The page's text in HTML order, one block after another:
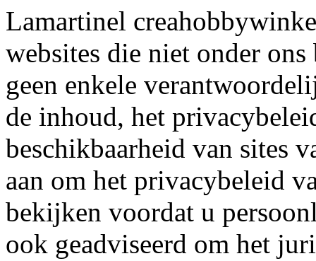
Lamartinel
websites die niet onder
geen enkele
de inhoud, het
beschikbaarheid van sites
aan om het privacybeleid
bekijken voordat u
ook geadviseerd om het